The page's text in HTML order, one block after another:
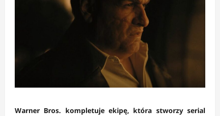
Warner Bros. kompletuje ekipę, która stworzy serial